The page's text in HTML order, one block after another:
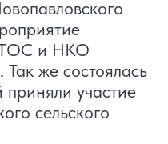
ТОС и НКО
Так же состоялась
участие
сельского